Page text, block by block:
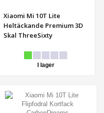
Xiaomi Mi 10T Lite
Heltäckande Premium 3D
Skal ThreeSixty
I lager